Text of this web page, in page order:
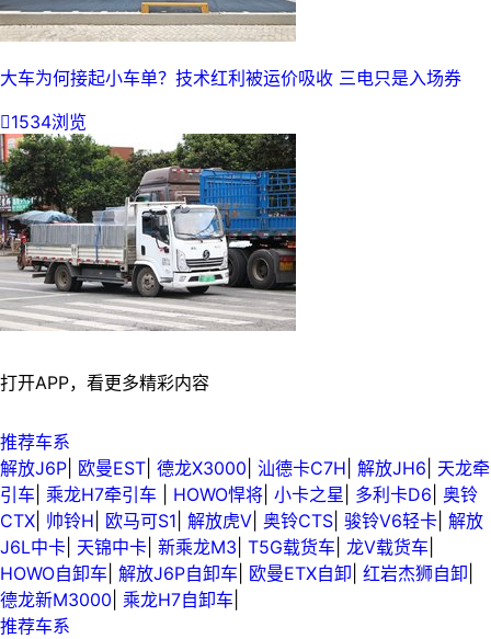
大车为何接起小车单？技术红利被运价吸收 三电只是入场券
1534浏览
打开APP，看更多精彩内容
推荐车系
解放J6P 欧曼EST 德龙X3000 汕德卡C7H 解放JH6 天龙牵
引车 乘龙H7牵引车 HOWO悍将 小卡之星 多利卡D6 奥铃
CTX 帅铃H 欧马可S1 解放虎V 奥铃CTS 骏铃V6轻卡 解放
J6L中卡 天锦中卡 新乘龙M3 T5G载货车 龙V载货车
HOWO自卸车 解放J6P自卸车 欧曼ETX自卸 红岩杰狮自卸
德龙新M3000 乘龙H7自卸车
推荐车系